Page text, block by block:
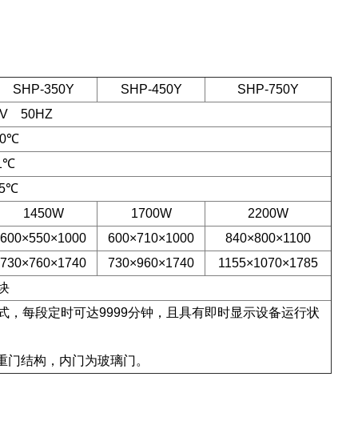
SHP-350Y SHP-450Y
SHP-750Y
50HZ
1450W
1700W
2200W
600×550×1000
600×710×1000
840×800×1100
730×760×1740
730×960×1740
1155×1070×1785
每段定时可达9999分钟，且具有即时显示设备运行状
结构，内门为玻璃门。